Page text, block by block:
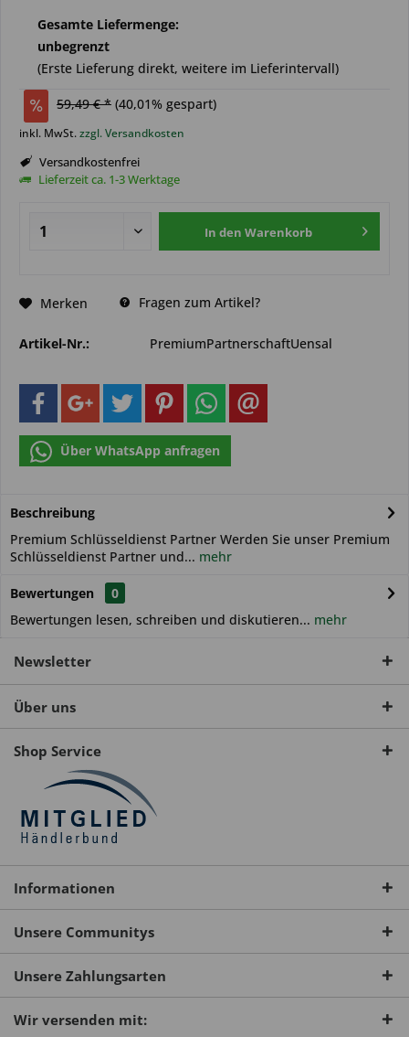
Gesamte Liefermenge:
unbegrenzt
(Erste Lieferung direkt, weitere im Lieferintervall)
59,49 € * (40,01% gespart)
inkl. MwSt.zzgl. Versandkosten
Versandkostenfrei
Lieferzeit ca. 1-3 Werktage
In den Warenkorb
Merken Fragen zum Artikel?
Artikel-Nr.: PremiumPartnerschaftUensal
Über WhatsApp anfragen
Beschreibung
Premium Schlüsseldienst Partner Werden Sie unser Premium
Schlüsseldienst Partner und... mehr
Bewertungen
0
Bewertungen lesen, schreiben und diskutieren... mehr
Newsletter
Über uns
Shop Service
Informationen
Unsere Communitys
Unsere Zahlungsarten
Wir versenden mit: